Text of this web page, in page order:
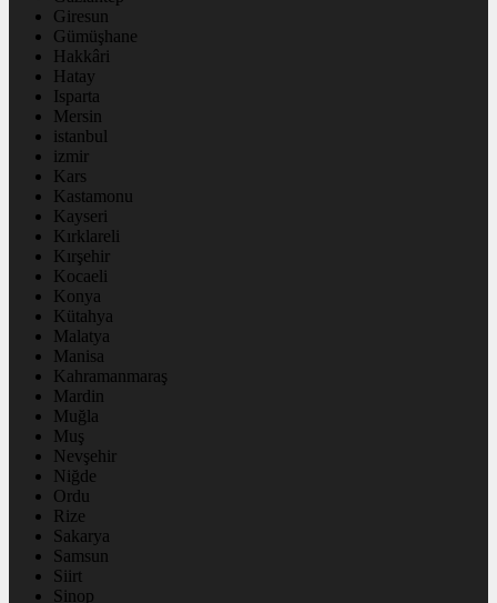
Giresun
Gümüşhane
Hakkâri
Hatay
Isparta
Mersin
istanbul
izmir
Kars
Kastamonu
Kayseri
Kırklareli
Kırşehir
Kocaeli
Konya
Kütahya
Malatya
Manisa
Kahramanmaraş
Mardin
Muğla
Muş
Nevşehir
Niğde
Ordu
Rize
Sakarya
Samsun
Siirt
Sinop